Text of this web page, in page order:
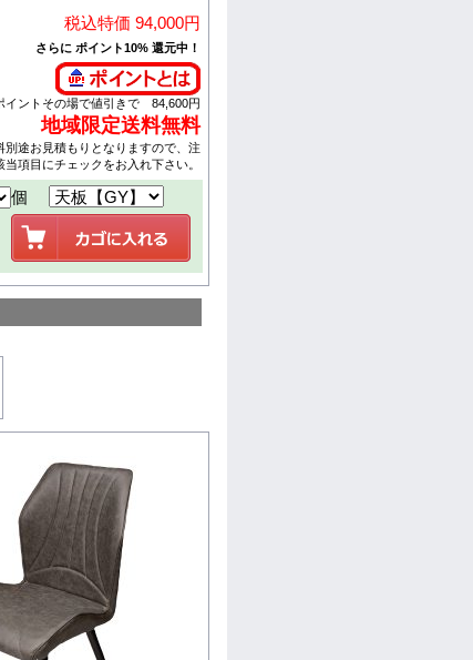
税込特価 94,000円
さらに ポイント10% 還元中！
イントその場で値引きで 84,600円
地域限定送料無料
途お見積もりとなりますので、注
当項目にチェックをお入れ下さい。
個